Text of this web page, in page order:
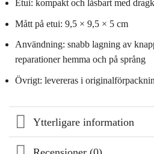
Etui: kompakt och låsbart med
Mått på etui: 9,5 × 9,5 × 5 cm
Användning: snabb lagning av
reparationer hemma och på språng
Övrigt: levereras i
Ytterligare information